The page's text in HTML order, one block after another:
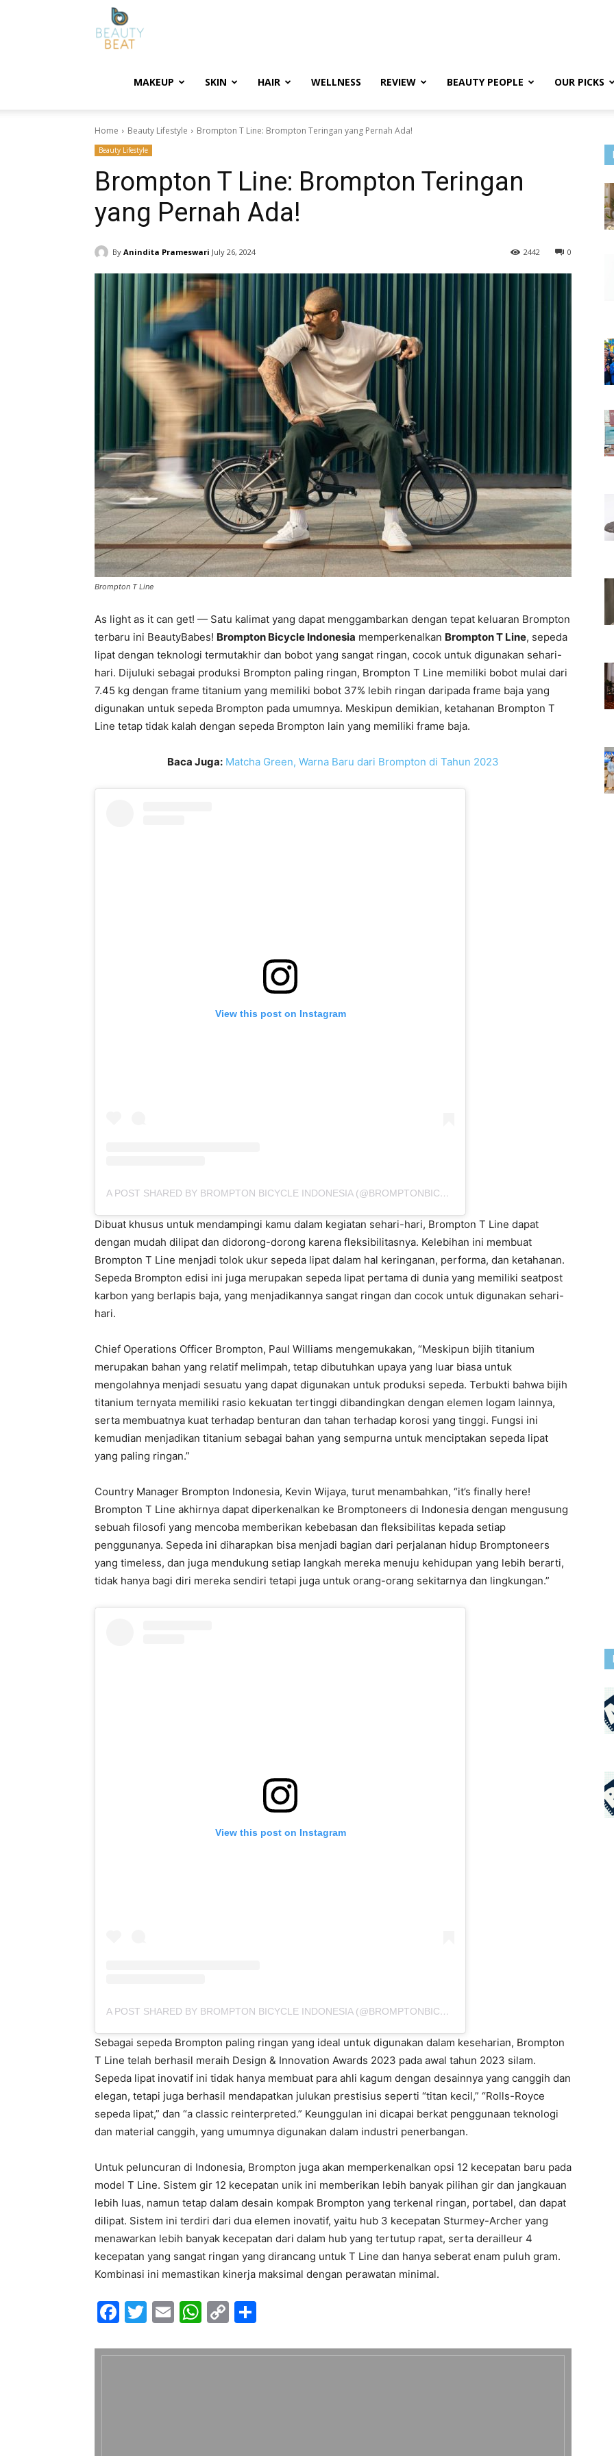
MAKEUP SKIN HAIR WELLNESS REVIEW BEAUTY PEOPLE OUR PICKS
Home Beauty Lifestyle Brompton T Line: Brompton Teringan yang Pernah Ada!
Beauty Lifestyle
Brompton T Line: Brompton Teringan
yang Pernah Ada!
By Anindita Prameswari July 26, 2024 0
2442
Brompton T Line
As light as it can get! — Satu kalimat yang dapat menggambarkan dengan tepat keluaran Brompton
terbaru ini BeautyBabes! Brompton Bicycle Indonesia memperkenalkan Brompton T Line, sepeda
lipat dengan teknologi termutakhir dan bobot yang sangat ringan, cocok untuk digunakan sehari-
hari. Dijuluki sebagai produksi Brompton paling ringan, Brompton T Line memiliki bobot mulai dari
7.45 kg dengan frame titanium yang memiliki bobot 37% lebih ringan daripada frame baja yang
digunakan untuk sepeda Brompton pada umumnya. Meskipun demikian, ketahanan Brompton T
Line tetap tidak kalah dengan sepeda Brompton lain yang memiliki frame baja.
Baca Juga: Matcha Green, Warna Baru dari Brompton di Tahun 2023
View this post on Instagram
A POST SHARED BY BROMPTON BICYCLE INDONESIA (@BROMPTONBICYCLEINDONESIA)
Dibuat khusus untuk mendampingi kamu dalam kegiatan sehari-hari, Brompton T Line dapat
dengan mudah dilipat dan didorong-dorong karena fleksibilitasnya. Kelebihan ini membuat
Brompton T Line menjadi tolok ukur sepeda lipat dalam hal keringanan, performa, dan ketahanan.
Sepeda Brompton edisi ini juga merupakan sepeda lipat pertama di dunia yang memiliki seatpost
karbon yang berlapis baja, yang menjadikannya sangat ringan dan cocok untuk digunakan sehari-
hari.
Chief Operations Officer Brompton, Paul Williams mengemukakan, “Meskipun bijih titanium
merupakan bahan yang relatif melimpah, tetap dibutuhkan upaya yang luar biasa untuk
mengolahnya menjadi sesuatu yang dapat digunakan untuk produksi sepeda. Terbukti bahwa bijih
titanium ternyata memiliki rasio kekuatan tertinggi dibandingkan dengan elemen logam lainnya,
serta membuatnya kuat terhadap benturan dan tahan terhadap korosi yang tinggi. Fungsi ini
kemudian menjadikan titanium sebagai bahan yang sempurna untuk menciptakan sepeda lipat
yang paling ringan.”
Country Manager Brompton Indonesia, Kevin Wijaya, turut menambahkan, “it’s finally here!
Brompton T Line akhirnya dapat diperkenalkan ke Bromptoneers di Indonesia dengan mengusung
sebuah filosofi yang mencoba memberikan kebebasan dan fleksibilitas kepada setiap
penggunanya. Sepeda ini diharapkan bisa menjadi bagian dari perjalanan hidup Bromptoneers
yang timeless, dan juga mendukung setiap langkah mereka menuju kehidupan yang lebih berarti,
tidak hanya bagi diri mereka sendiri tetapi juga untuk orang-orang sekitarnya dan lingkungan.”
View this post on Instagram
A POST SHARED BY BROMPTON BICYCLE INDONESIA (@BROMPTONBICYCLEINDONESIA)
Sebagai sepeda Brompton paling ringan yang ideal untuk digunakan dalam keseharian, Brompton
T Line telah berhasil meraih Design & Innovation Awards 2023 pada awal tahun 2023 silam.
Sepeda lipat inovatif ini tidak hanya membuat para ahli kagum dengan desainnya yang canggih dan
elegan, tetapi juga berhasil mendapatkan julukan prestisius seperti “titan kecil,” “Rolls-Royce
sepeda lipat,” dan “a classic reinterpreted.” Keunggulan ini dicapai berkat penggunaan teknologi
dan material canggih, yang umumnya digunakan dalam industri penerbangan.
Untuk peluncuran di Indonesia, Brompton juga akan memperkenalkan opsi 12 kecepatan baru pada
model T Line. Sistem gir 12 kecepatan unik ini memberikan lebih banyak pilihan gir dan jangkauan
lebih luas, namun tetap dalam desain kompak Brompton yang terkenal ringan, portabel, dan dapat
dilipat. Sistem ini terdiri dari dua elemen inovatif, yaitu hub 3 kecepatan Sturmey-Archer yang
menawarkan lebih banyak kecepatan dari dalam hub yang tertutup rapat, serta derailleur 4
kecepatan yang sangat ringan yang dirancang untuk T Line dan hanya seberat enam puluh gram.
Kombinasi ini memastikan kinerja maksimal dengan perawatan minimal.
F
c
T
itt
E
ai
W
at
C
p ar